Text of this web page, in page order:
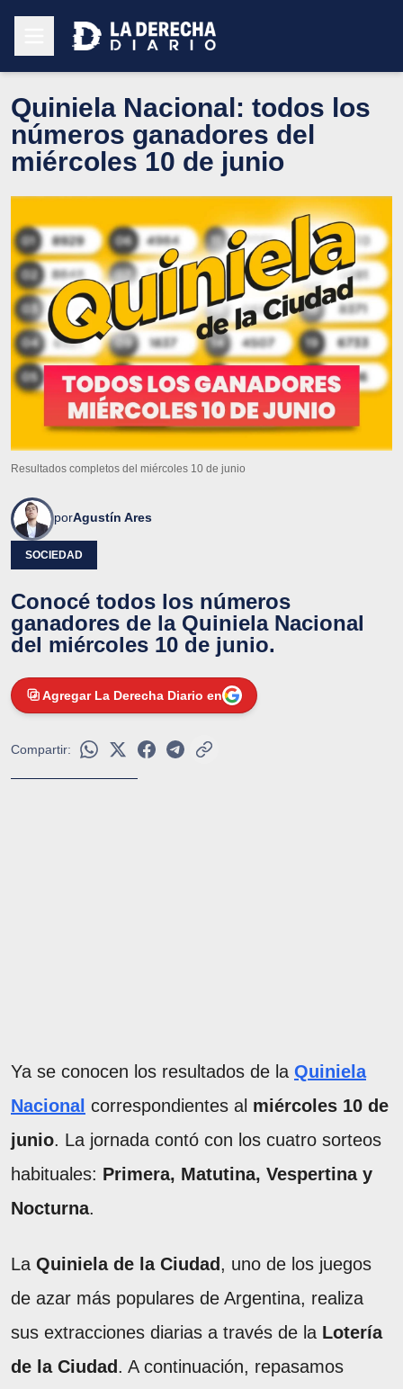
Quiniela Nacional: todos los
números ganadores del
miércoles 10 de junio
Resultados completos del miércoles 10 de junio
porAgustín Ares
SOCIEDAD
Conocé todos los números
ganadores de la Quiniela Nacional
del miércoles 10 de junio.
Agregar La Derecha Diario en
Compartir:
Ya se conocen los resultados de la Quiniela
Nacional correspondientes al miércoles 10 de
junio. La jornada contó con los cuatro sorteos
habituales: Primera, Matutina, Vespertina y
Nocturna.
La Quiniela de la Ciudad, uno de los juegos
de azar más populares de Argentina, realiza
sus extracciones diarias a través de la Lotería
de la Ciudad. A continuación, repasamos